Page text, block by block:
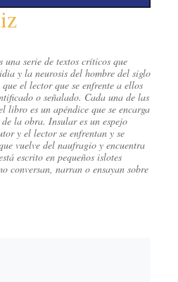
una serie de textos críticos que
y la neurosis del hombre del siglo
el lector que se enfrente a ellos
o señalado. Cada una de las
libro es un apéndice que se encarga
la obra. Insular es un espejo
y el lector se enfrentan y se
vuelve del naufragio y encuentra
escrito en pequeños islotes
conversan, narran o ensayan sobre